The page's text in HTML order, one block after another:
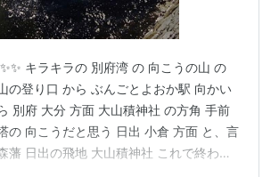
キラキラの 別府湾 の 向こうの山 の
の登り口 から ぶんごとよおか駅 向かい
別府 大分 方面 大山積神社 の方角 手前
の 向こうだと思う 日出 小倉 方面 と、言
藩 日出の飛地 大山積神社 これで終わり